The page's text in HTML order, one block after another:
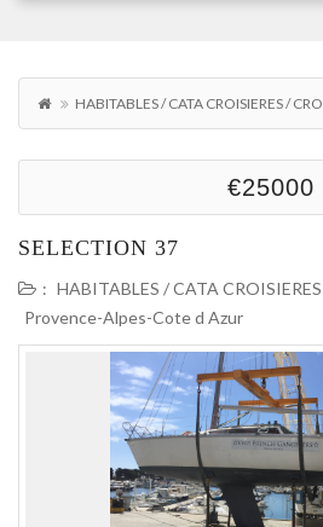
HABITABLES / CATA CROISIERES /
€25000
SELECTION 37
: HABITABLES / CATA
Provence-Alpes-Cote d Azur